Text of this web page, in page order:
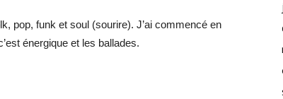
pop, funk et soul (sourire). J’ai commencé en
énergique et les ballades.